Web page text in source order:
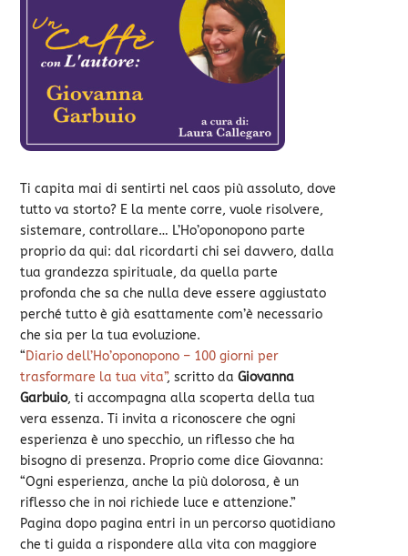
Ti capita mai di sentirti nel caos più assoluto, dove
tutto va storto? E la mente corre, vuole risolvere,
sistemare, controllare… L’Ho’oponopono parte
proprio da qui: dal ricordarti chi sei davvero, dalla
tua grandezza spirituale, da quella parte
profonda che sa che nulla deve essere aggiustato
perché tutto è già esattamente com’è necessario
che sia per la tua evoluzione.
“Diario dell’Ho’oponopono – 100 giorni per
trasformare la tua vita”, scritto daGiovanna
Garbuio, ti accompagna alla scoperta della tua
vera essenza. Ti invita a riconoscere che ogni
esperienza è uno specchio, un riflesso che ha
bisogno di presenza. Proprio come dice Giovanna:
“Ogni esperienza, anche la più dolorosa, è un
riflesso che in noi richiede luce e attenzione.”
Pagina dopo pagina entri in un percorso quotidiano
che ti guida a rispondere alla vita con maggiore